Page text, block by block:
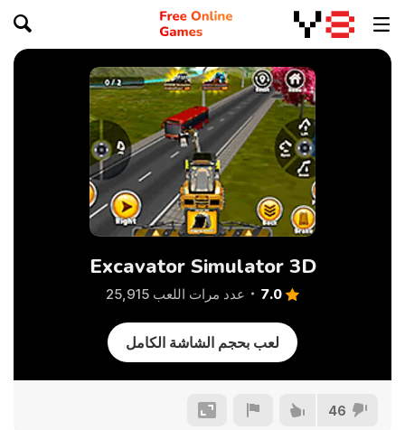
Excavator Simulator 3D
7.0 عدد مرات اللعب 25,915
لعب بحجم الشاشة الكامل
46